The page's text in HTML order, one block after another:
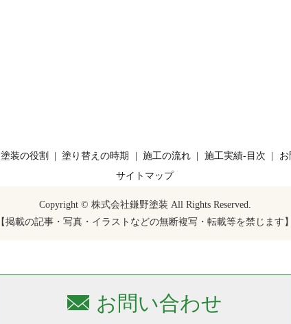
お問い合わせ
塗装の役割 塗り替えの時期 施工の流れ 施工実績-目次
サイトマップ
Copyright © 株式会社鎌野塗装 All Rights Reserved.
【掲載の記事・写真・イラストなどの無断複写・転載等を禁じます】